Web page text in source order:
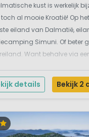
kust is werkelijk
toch al mooie Kroatië! Op
eiland van Dalmatië,
Simuni. Of beter
Want behalve via
auto via een brug
carav...
details Bekijk 2